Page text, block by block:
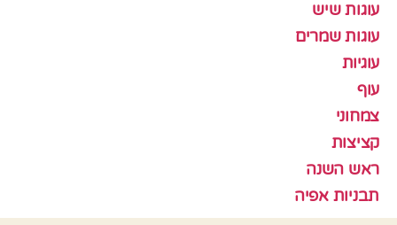
עוגות שיש
עוגות שמרים
עוגיות
עוף
צמחוני
קציצות
ראש השנה
תבניות אפיה